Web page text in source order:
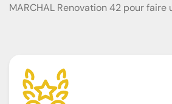
MARCHAL Renovation 42 pour